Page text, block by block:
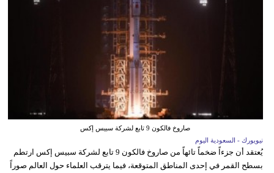
صاروخ فالكون 9 تابع لشركة سبيس إكس
نيويورك - السعودية اليوم
يُعتقد أن جزءاً ضخماً تائهاً من صاروخ فالكون 9 تابع لشركة سبيس إكس ارتطم
بسطح القمر في إحدى المناطق المتوقعة، فيما يترقب العلماء حول العالم صوراً